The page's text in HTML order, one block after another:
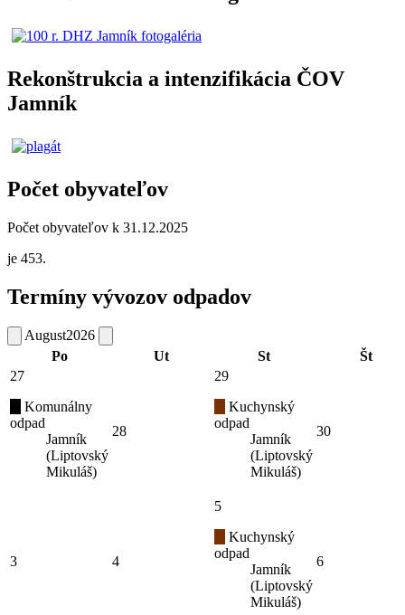
Rekonštrukcia a intenzifikácia ČOV
Jamník
Počet obyvateľov
Počet obyvateľov k 31.12.2025
je 453.
Termíny vývozov odpadov
August2026
Po
Ut St
Št
27
Komunálny
odpad
Jamník
(Liptovský
Mikuláš)
28
29
Kuchynský
odpad
Jamník
(Liptovský
Mikuláš)
30
3 4
5
Kuchynský
odpad
Jamník
(Liptovský
Mikuláš)
6